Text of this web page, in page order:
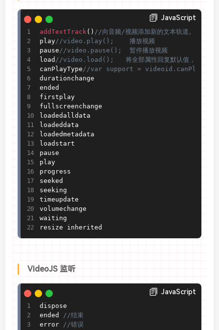
JavaScript
addTextTrack( ) //向音频/视频添加新的文本轨道。
play//video.play();    播放视频
pause//video.pause();  暂停播放视频
load //video.load();   将全部属性回复默认值，视频恢复
canPlayType//var support =
durationchange
ended
firstplay
fullscreenchange
loadedalldata
loadeddata
loadedmetadata
loadstart
pause
play
progress
seeked
seeking
timeupdate
volumechange
waiting
resize inherited
VideoJS 监听
JavaScript
dispose
ended
//结束
error
//错误